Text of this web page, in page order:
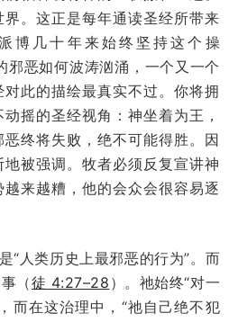
。这正是每年通读圣经所带来
博几十年来始终坚持这个操
邪恶如何波涛汹涌，一个又一个
此的描绘最真实不过。你将拥
摇的圣经视角：神坐着为王，
终将失败，绝不可能得胜。因
被强调。牧者必须反复宣讲神
来越糟，他的会众会很容易逐
“人类历史上最邪恶的行为”。而
（徒 4:27–28 ）。祂始终“对一
而在这治理中，“祂自己绝不犯